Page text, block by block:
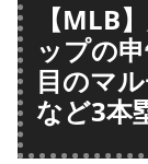
【MLB
ップの
目のマ
など3本